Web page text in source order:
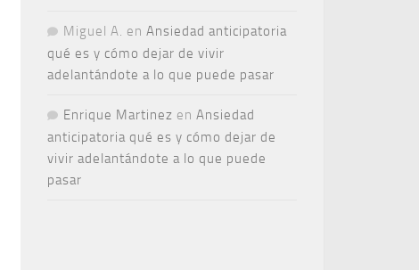
Miguel A. en Ansiedad anticipatoria
qué es y cómo dejar de vivir
adelantándote a lo que puede pasar
Enrique Martinez en Ansiedad
anticipatoria qué es y cómo dejar de
vivir adelantándote a lo que puede
pasar